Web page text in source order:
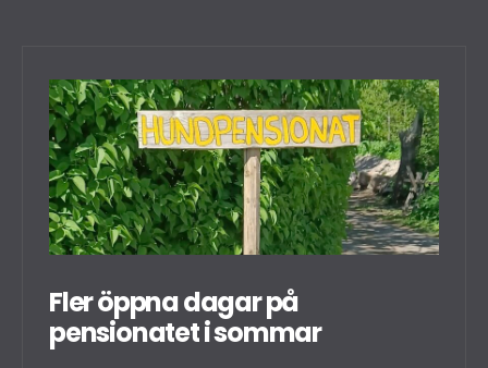
Fler öppna dagar på
pensionatet i sommar